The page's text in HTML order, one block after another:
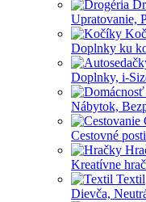
Upratovanie,
Doplnky ku
Doplnky, i-
Nábytok,
Cestovné
Kreatívne
Textil
Dievča,